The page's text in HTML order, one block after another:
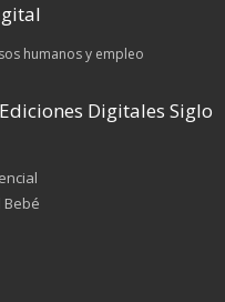
humanos y empleo
Digitales Siglo
Bebé